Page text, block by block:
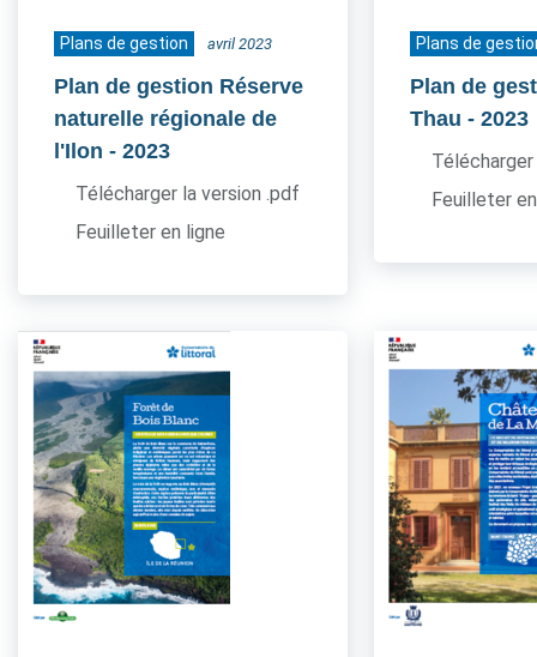
Plans de gestion avril 2023
Plan de gestion Réserve
naturelle régionale de
l'Ilon - 2023
Télécharger la version .pdf
Feuilleter en ligne
Plans de
Plan de
Thau - 2023
Feuilleter